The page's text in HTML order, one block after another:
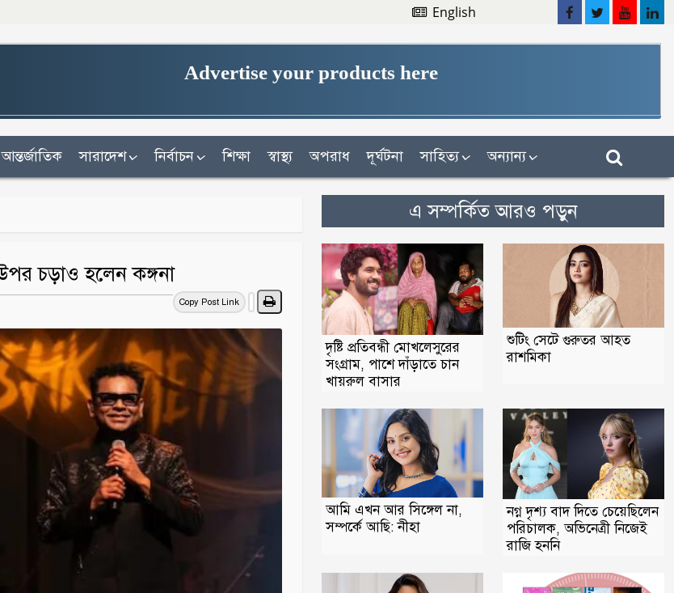
English
Advertise your products here
আন্তর্জাতিক সারাদেশ নির্বাচন শিক্ষা স্বাস্থ্য অপরাধ দূর্ঘটনা সাহিত্য অন্যান্য
চড়াও হলেন কঙ্গনা
Copy Post Link
এ সম্পর্কিত আরও পড়ুন
দৃষ্টি প্রতিবন্ধী মোখলেসুরের
সংগ্রাম, পাশে দাঁড়াতে চান
খায়রুল বাসার
শুটিং সেটে গুরুতর আহত
রাশমিকা
আমি এখন আর সিঙ্গেল না,
সম্পর্কে আছি: নীহা
নগ্ন দৃশ্য বাদ দিতে চেয়েছিলেন
পরিচালক, অভিনেত্রী নিজেই
রাজি হননি